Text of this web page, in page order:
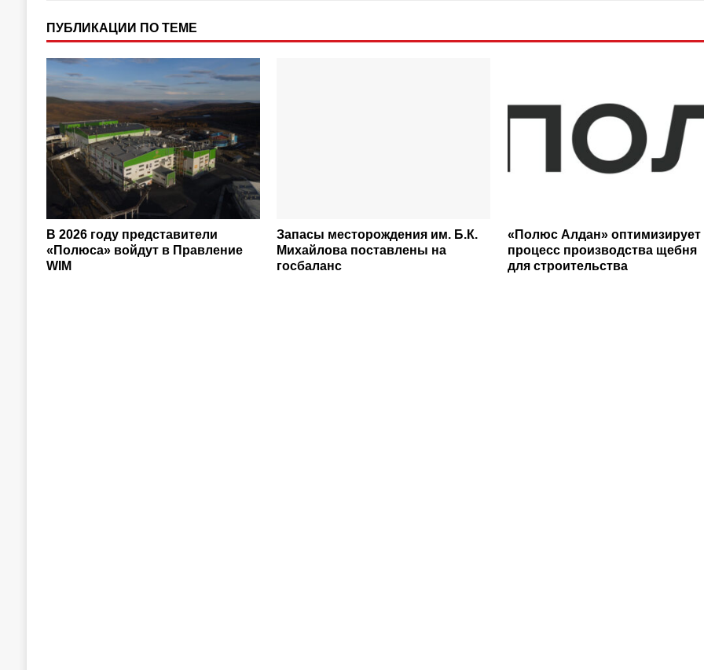
ПУБЛИКАЦИИ ПО ТЕМЕ
В 2026 году представители
«Полюса» войдут в Правление
WIM
Запасы месторождения им. Б.К.
Михайлова поставлены на
госбаланс
«Полюс Алдан» оптимизирует
процесс производства щебня
для строительства